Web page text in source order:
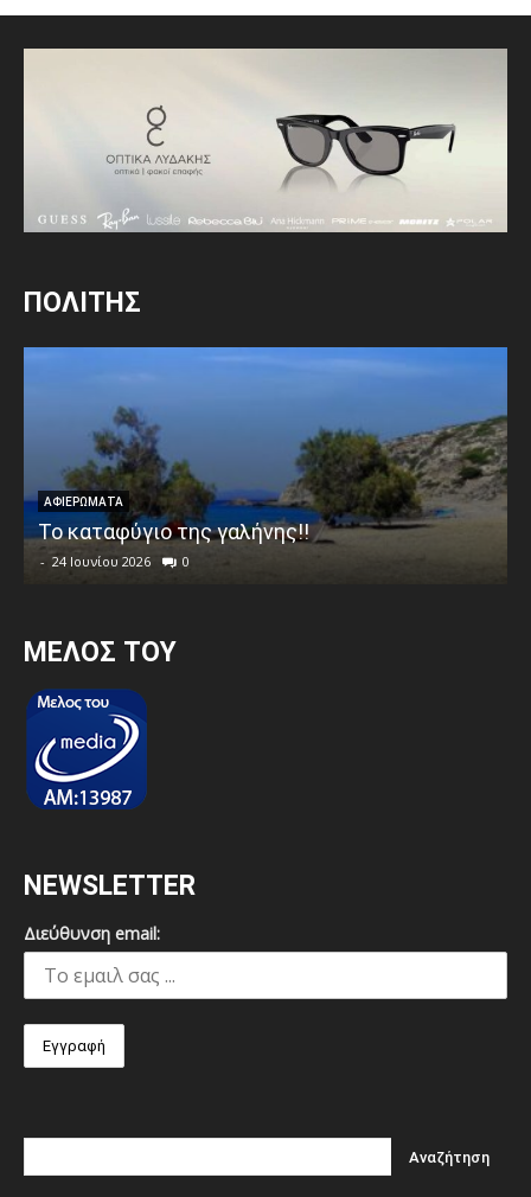
ΠΟΛΙΤΗΣ
ΑΦΙΕΡΩΜΑΤΑ
Το καταφύγιο της γαλήνης!!
- 24 Ιουνίου 2026 0
MEΛΟΣ ΤΟΥ
NEWSLETTER
Διεύθυνση email: